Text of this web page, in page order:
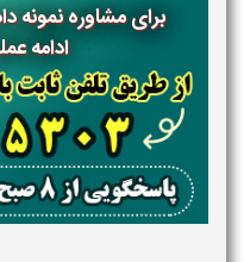
برای مشاوره
ادامه